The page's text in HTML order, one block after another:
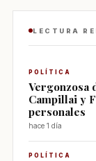
LECTURA
POLÍTICA
Vergonzosa
Campillai y
personales
hace 1 día
POLÍTICA